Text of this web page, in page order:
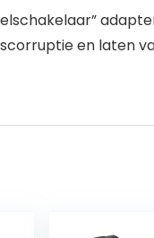
en laten